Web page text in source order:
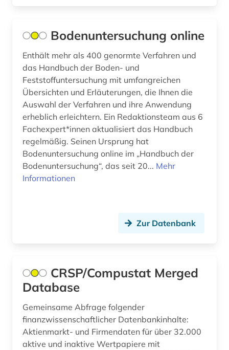
bergbaustatistik (2)
berichterstattung (1)
berlin (7)
berliner mauer (1)
beruf (1)
berufe (1)
besatzung (2)
beschäftigung (4)
beschäftigungstherapie (1)
Bodenuntersuchung online
Enthält mehr als 400 genormte Verfahren und
das Handbuch der Boden- und
Feststoffuntersuchung mit umfangreichen
Übersichten und Erläuterungen, die Ihnen die
Auswahl der Verfahren und ihre Anwendung
erheblich erleichtern. Ein Redaktionsteam aus 6
Fachexpert*innen aktualisiert das Handbuch
regelmäßig. Seinen Ursprung hat
Bodenuntersuchung online im „Handbuch der
Bodenuntersuchung“, das seit 20... Mehr
Informationen
Zur Datenbank
CRSP/Compustat Merged
Database
Gemeinsame Abfrage folgender
finanzwissenschaftlicher Datenbankinhalte:
Aktienmarkt- und Firmendaten für über 32.000
aktive und inaktive Wertpapiere mit